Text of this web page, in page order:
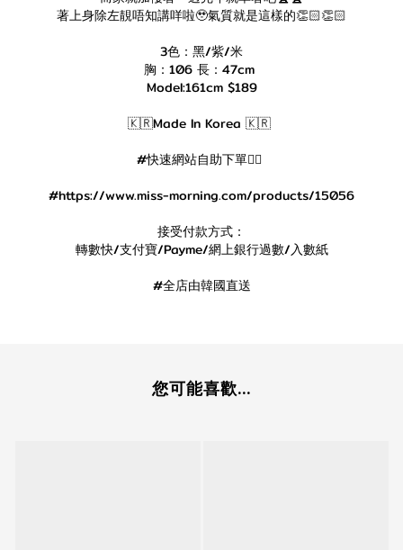
著上身除左靚唔知講咩啦🥹氣質就是這樣的👏🏻👏🏻
3色：黑/紫/米
胸：106 長：47cm
Model:161cm $189
🇰🇷Made In Korea 🇰🇷
#快速網站自助下單👇🏻
#https://www.miss-morning.com/products/15056
接受付款方式：
轉數快/支付寶/Payme/網上銀行過數/入數紙
#全店由韓國直送
您可能喜歡...